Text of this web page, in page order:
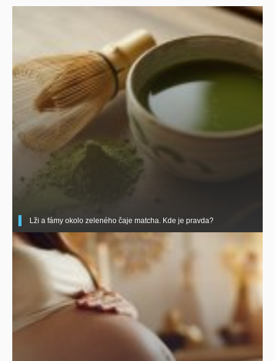
Lži a fámy okolo zeleného čaje matcha. Kde je pravda?